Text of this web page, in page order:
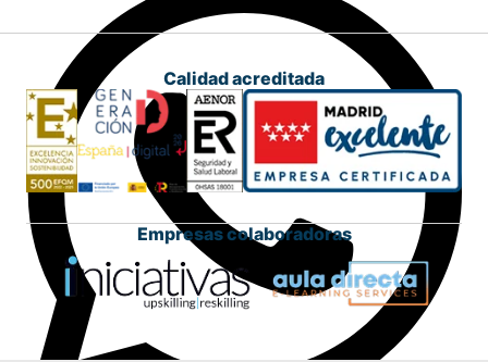
Calidad acreditada
Empresas colaboradoras